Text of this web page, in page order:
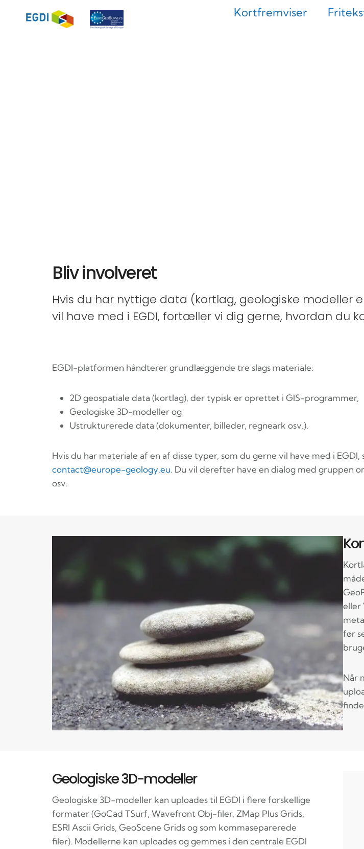
Kortfremviser
Bliv involveret
Hvis du har nyttige data (kortlag, geologiske modeller
vil have med i EGDI, fortæller vi dig gerne, hvordan du
EGDI-platformen håndterer grundlæggende tre slags materiale:
2D geospatiale data (kortlag), der typisk er oprettet i GIS-programmer,
Geologiske 3D-modeller og
Ustrukturerede data (dokumenter, billeder, regneark osv.).
Hvis du har materiale af en af disse typer, som du gerne vil have med i
contact@europe-geology.eu. Du vil derefter have en dialog med gruppen
osv.
eller
før
Når
Geologiske 3D-modeller
Geologiske 3D-modeller kan uploades til EGDI i flere forskellige
formater (GoCad TSurf, Wavefront Obj-filer, ZMap Plus Grids,
ESRI Ascii Grids, GeoScene Grids og som kommaseparerede
filer). Modellerne kan uploades og gemmes i den centrale EGDI